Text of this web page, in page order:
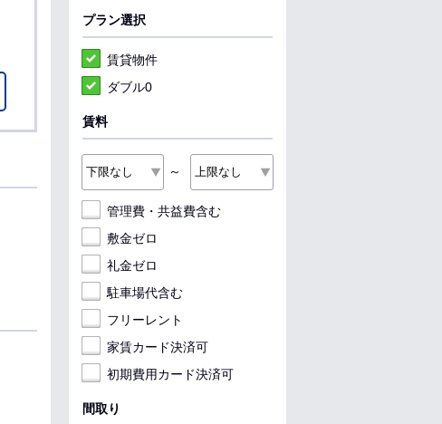
プラン選択
賃貸物件
ダブル0
賃料
～
管理費・共益費含む
敷金ゼロ
礼金ゼロ
駐車場代含む
フリーレント
家賃カード決済可
初期費用カード決済可
間取り